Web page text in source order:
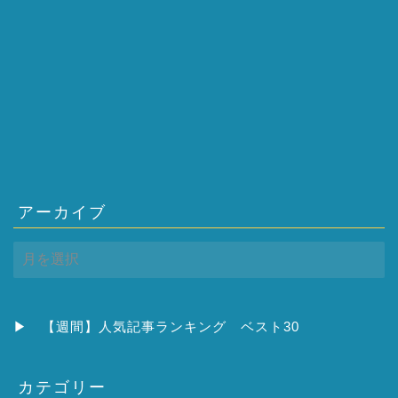
アーカイブ
ー
ブ
▶ 【週間】人気記事ランキング ベスト30
カテゴリー